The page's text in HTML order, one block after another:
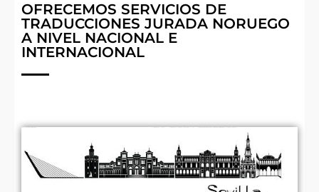
OFRECEMOS SERVICIOS DE
TRADUCCIONES JURADA NORUEGO
A NIVEL NACIONAL E
INTERNACIONAL